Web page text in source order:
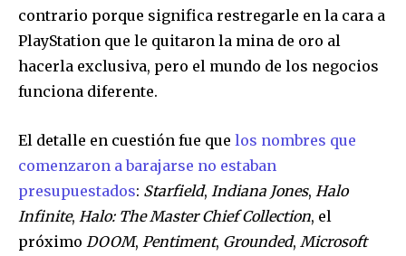
contrario porque significa restregarle en la cara a
PlayStation que le quitaron la mina de oro al
hacerla exclusiva, pero el mundo de los negocios
funciona diferente.
El detalle en cuestión fue que los nombres que
comenzaron a barajarse no estaban
presupuestados: Starfield, Indiana Jones, Halo
Infinite, Halo: The Master Chief Collection, el
próximo DOOM, Pentiment, Grounded, Microsoft